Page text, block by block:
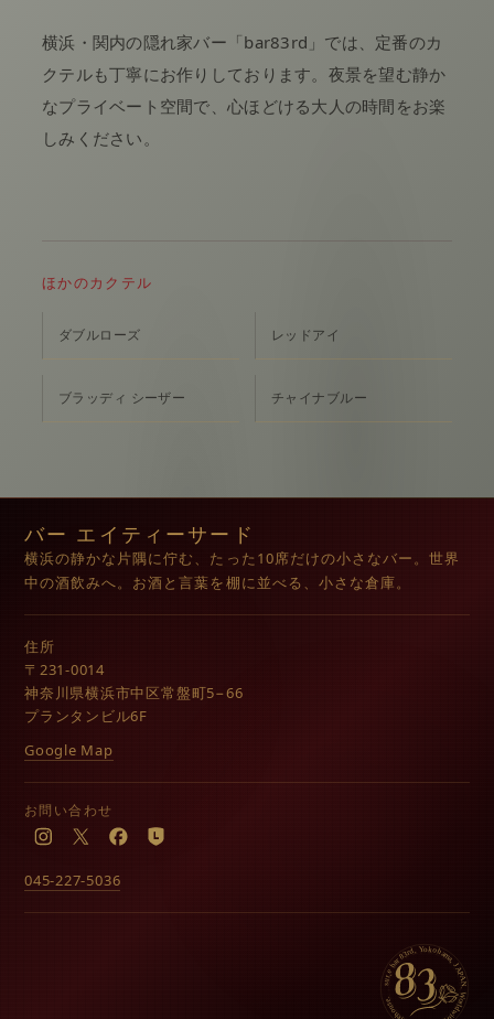
横浜・関内の隠れ家バー「bar83rd」では、定番のカ
クテルも丁寧にお作りしております。夜景を望む静か
なプライベート空間で、心ほどける大人の時間をお楽
しみください。
ほかのカクテル
ダブルローズ レッドアイ
ブラッディ シーザー チャイナブルー
バー エイティーサード
横浜の静かな片隅に佇む、たった10席だけの小さなバー。世界
中の酒飲みへ。お酒と言葉を棚に並べる、小さな倉庫。
住所
〒231-0014
神奈川県横浜市中区常盤町5−66
プランタンビル6F
Google Map
お問い合わせ
Instagram
X Facebook
LINE
045-227-5036